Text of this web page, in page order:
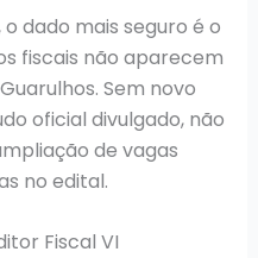
dado mais seguro é o
fiscais não aparecem
Sem novo
oficial divulgado, não
de vagas
no edital.
Fiscal VI